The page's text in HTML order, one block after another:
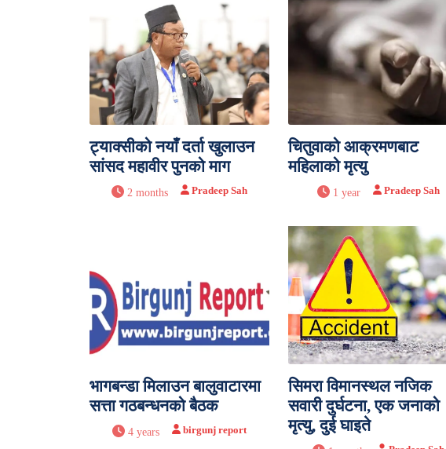
ट्याक्सीको नयाँ दर्ता खुलाउन
सांसद महावीर पुनको माग
2 months Pradeep Sah
चितुवाको आक्रमणबाट
महिलाको मृत्यु
1 year Pradeep Sah
भागबन्डा मिलाउन बालुवाटारमा
सत्ता गठबन्धनको बैठक
4 years birgunj report
सिमरा विमानस्थल नजिक
सवारी दुर्घटना, एक जनाको
मृत्यु, दुई घाइते